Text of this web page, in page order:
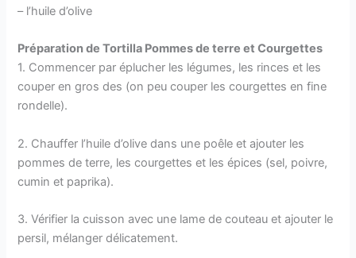
– l’huile d’olive
Préparation de Tortilla Pommes de terre et Courgettes
1. Commencer par éplucher les légumes, les rinces et les
couper en gros des (on peu couper les courgettes en fine
rondelle).
2. Chauffer l’huile d’olive dans une poêle et ajouter les
pommes de terre, les courgettes et les épices (sel, poivre,
cumin et paprika).
3. Vérifier la cuisson avec une lame de couteau et ajouter le
persil, mélanger délicatement.